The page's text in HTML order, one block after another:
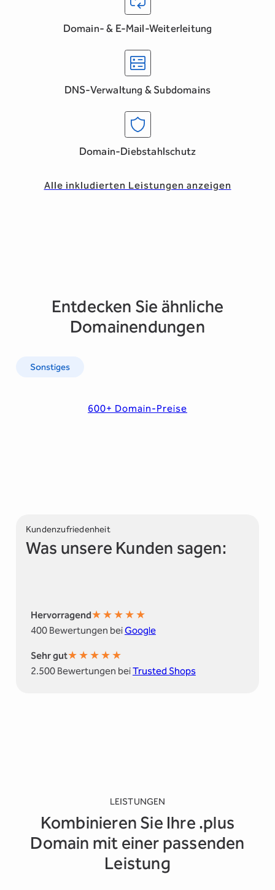
Domain- & E-Mail-Weiterleitung
DNS-Verwaltung & Subdomains
Domain-Diebstahlschutz
Alle inkludierten Leistungen anzeigen
Entdecken Sie ähnliche
Domainendungen
Sonstiges
600+ Domain-Preise
Kundenzufriedenheit
Was unsere Kunden sagen:
Hervorragend★★★★★
400 Bewertungen beiGoogle
Sehr gut★★★★★
2.500 Bewertungen beiTrusted Shops
LEISTUNGEN
Kombinieren Sie Ihre .plus
Domain mit einer passenden
Leistung